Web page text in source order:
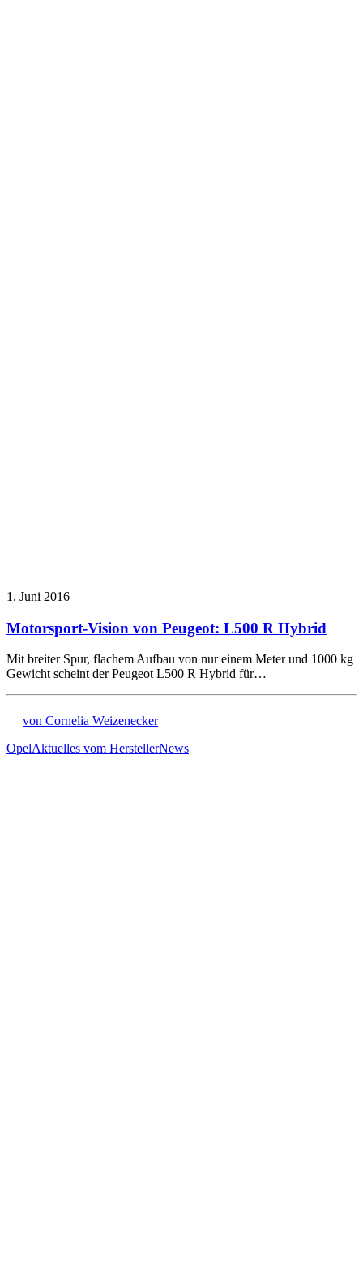
1. Juni 2016
Motorsport-Vision von Peugeot: L500 R Hybrid
Mit breiter Spur, flachem Aufbau von nur einem Meter und 1000 kg
Gewicht scheint der Peugeot L500 R Hybrid für…
von Cornelia Weizenecker
OpelAktuelles vom HerstellerNews